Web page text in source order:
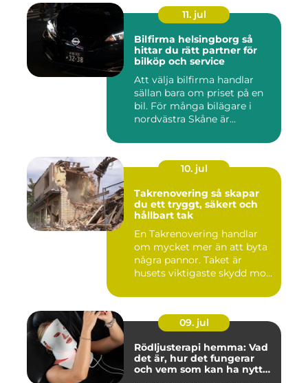
11. jul
Bilfirma helsingborg så
hittar du rätt partner för
bilköp och service
Att välja bilfirma handlar
sällan bara om priset på en
bil. För många bilägare i
nordvästra Skåne är...
10. jul
Takrenovering så skapar
du ett tryggt, säkert och
hållbart tak
En Takrenovering handlar
om mycket mer än att byta
några pannor. Taket är
husets viktigaste skydd mo...
09. jul
Rödljusterapi hemma: Vad
det är, hur det fungerar
och vem som kan ha nytta